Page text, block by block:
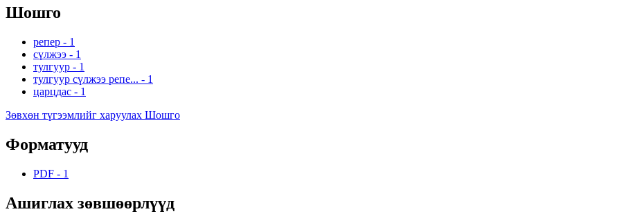
Шошго
репер - 1
сүлжээ - 1
тулгуур - 1
тулгуур сүлжээ репе... - 1
царцдас - 1
Зөвхөн түгээмлийг харуулах Шошго
Форматууд
PDF - 1
Ашиглах зөвшөөрлүүд